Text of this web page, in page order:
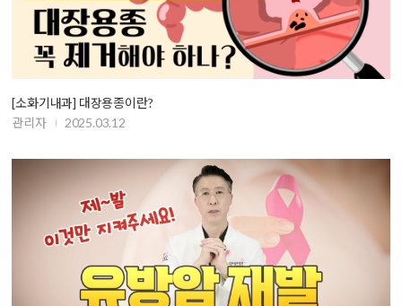
[소화기내과] 대장용종이란?
관리자
2025.03.12